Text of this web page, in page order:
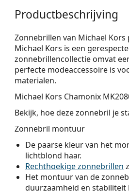
Productbeschrijving
Zonnebrillen van Michael
Michael Kors is een
zonnebrillenco­llectie omvat
perfecte modeaccessoire is
materialen.
Michael Kors Chamonix
Bekijk, hoe deze zonnebril je
Zonnebril montuur
De paarse kleur van het
lichtblond haar.
Rechthoekige zonnebrillen
Het montuur van de
duurzaamheid en stabiliteit